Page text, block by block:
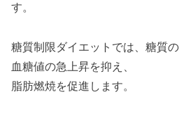
す。
糖質制限ダイエットでは、糖質
血糖値の急上昇を抑え、
脂肪燃焼を促進します。